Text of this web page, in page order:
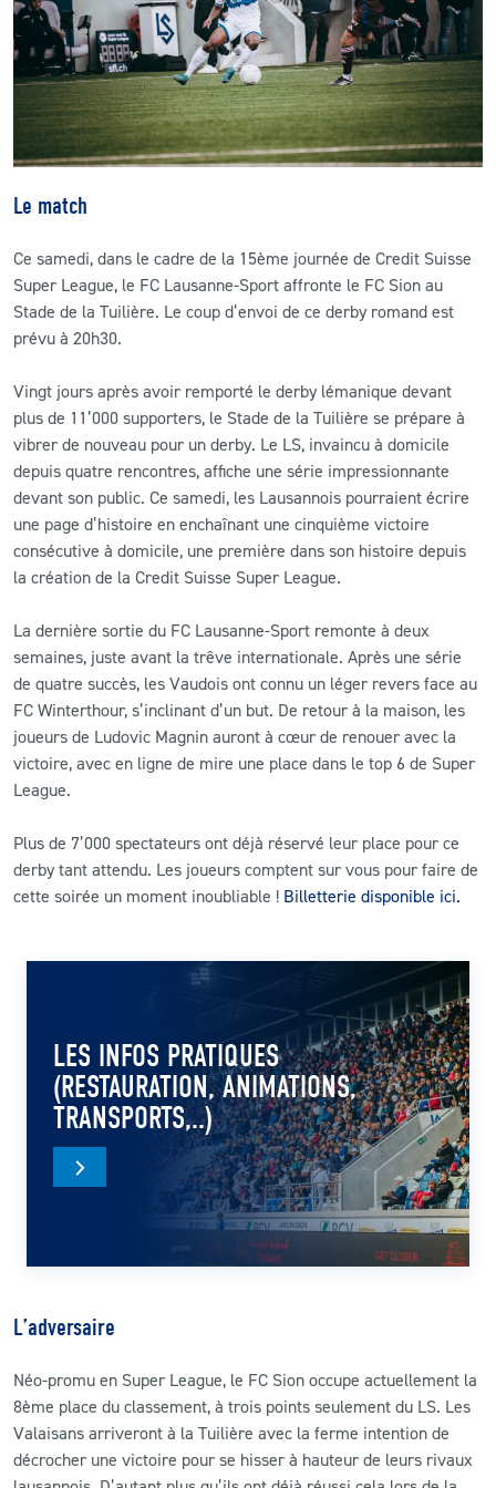
CLUB
CONTACT
ACTUALITÉS
LS E-SHOP
L’APP DU LS
LS ACADEMY CAMPS
PRESSE ET MEDIAS
Le match
Ce samedi, dans le cadre de la 15ème journée de Credit Suisse
Super League, le FC Lausanne-Sport affronte le FC Sion au
Stade de la Tuilière. Le coup d’envoi de ce derby romand est
prévu à 20h30.
Vingt jours après avoir remporté le derby lémanique devant
plus de 11’000 supporters, le Stade de la Tuilière se prépare à
vibrer de nouveau pour un derby. Le LS, invaincu à domicile
depuis quatre rencontres, affiche une série impressionnante
devant son public. Ce samedi, les Lausannois pourraient écrire
une page d’histoire en enchaînant une cinquième victoire
consécutive à domicile, une première dans son histoire depuis
la création de la Credit Suisse Super League.
La dernière sortie du FC Lausanne-Sport remonte à deux
semaines, juste avant la trêve internationale. Après une série
de quatre succès, les Vaudois ont connu un léger revers face au
FC Winterthour, s’inclinant d’un but. De retour à la maison, les
joueurs de Ludovic Magnin auront à cœur de renouer avec la
victoire, avec en ligne de mire une place dans le top 6 de Super
League.
Plus de 7’000 spectateurs ont déjà réservé leur place pour ce
derby tant attendu. Les joueurs comptent sur vous pour faire de
cette soirée un moment inoubliable ! Billetterie disponible ici.
LES INFOS PRATIQUES
(RESTAURATION, ANIMATIONS,
TRANSPORTS,..)
L’adversaire
Néo-promu en Super League, le FC Sion occupe actuellement la
8ème place du classement, à trois points seulement du LS. Les
Valaisans arriveront à la Tuilière avec la ferme intention de
décrocher une victoire pour se hisser à hauteur de leurs rivaux